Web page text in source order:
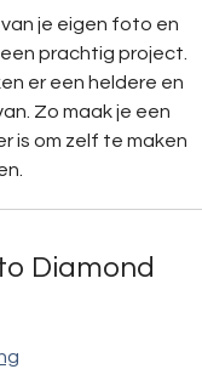
je eigen foto en
prachtig project.
er een heldere en
Zo maak je een
is om zelf te maken
Diamond